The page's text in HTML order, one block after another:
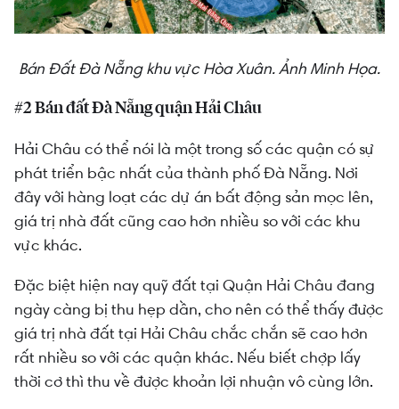
Bán Đất Đà Nẵng khu vực Hòa Xuân. Ảnh Minh Họa.
#2 Bán đất Đà Nẵng quận Hải Châu
Hải Châu có thể nói là một trong số các quận có sự
phát triển bậc nhất của thành phố Đà Nẵng. Nơi
đây với hàng loạt các dự án bất động sản mọc lên,
giá trị nhà đất cũng cao hơn nhiều so với các khu
vực khác.
Đặc biệt hiện nay quỹ đất tại Quận Hải Châu đang
ngày càng bị thu hẹp dần, cho nên có thể thấy được
giá trị nhà đất tại Hải Châu chắc chắn sẽ cao hơn
rất nhiều so với các quận khác. Nếu biết chợp lấy
thời cơ thì thu về được khoản lợi nhuận vô cùng lớn.